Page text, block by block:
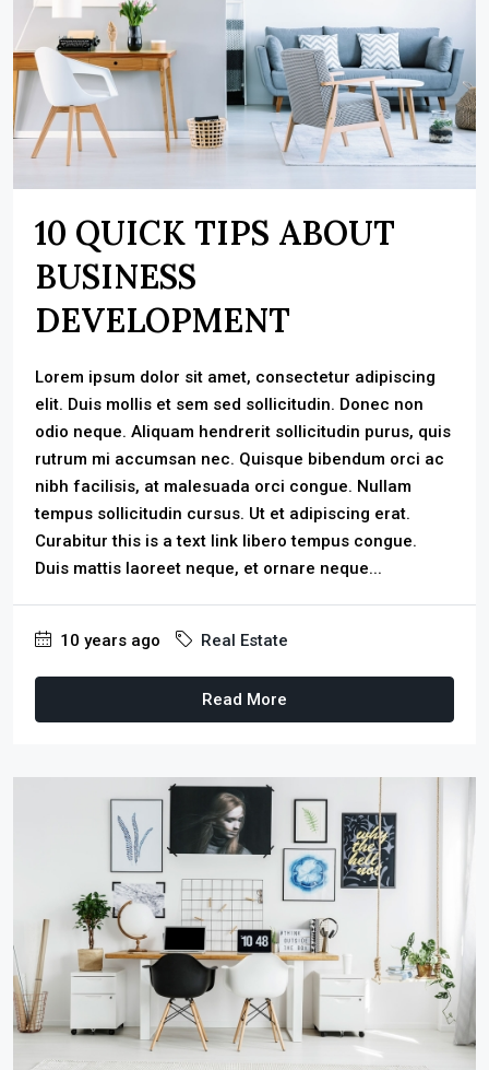
10 QUICK TIPS ABOUT
BUSINESS
DEVELOPMENT
Lorem ipsum dolor sit amet, consectetur adipiscing
elit. Duis mollis et sem sed sollicitudin. Donec non
odio neque. Aliquam hendrerit sollicitudin purus, quis
rutrum mi accumsan nec. Quisque bibendum orci ac
nibh facilisis, at malesuada orci congue. Nullam
tempus sollicitudin cursus. Ut et adipiscing erat.
Curabitur this is a text link libero tempus congue.
Duis mattis laoreet neque, et ornare neque...
10 years ago Real Estate
Read More